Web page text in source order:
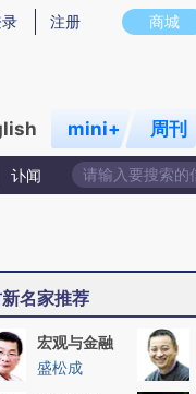
实意图存在偏差。不代表财
商城
注册
mini+ 周刊
讣闻
名家推荐
宏观与金融
盛松成